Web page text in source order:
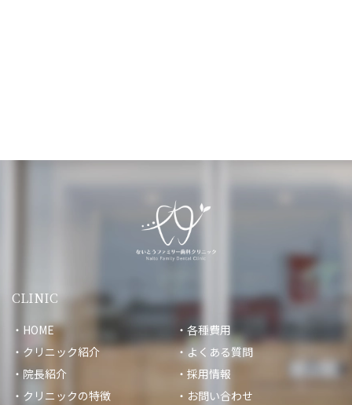
CLINIC
HOME
クリニック紹介
院長紹介
クリニックの特徴
各種費用
よくある質問
採用情報
お問い合わせ